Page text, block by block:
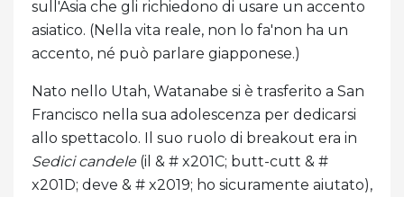
sull'Asia che gli richiedono di usare un accento
asiatico. (Nella vita reale, non lo fa'non ha un
accento, né può parlare giapponese.)
Nato nello Utah, Watanabe si è trasferito a San
Francisco nella sua adolescenza per dedicarsi
allo spettacolo. Il suo ruolo di breakout era in
Sedici candele(il & # x201C; butt-cutt & #
x201D; deve & # x2019; ho sicuramente aiutato),